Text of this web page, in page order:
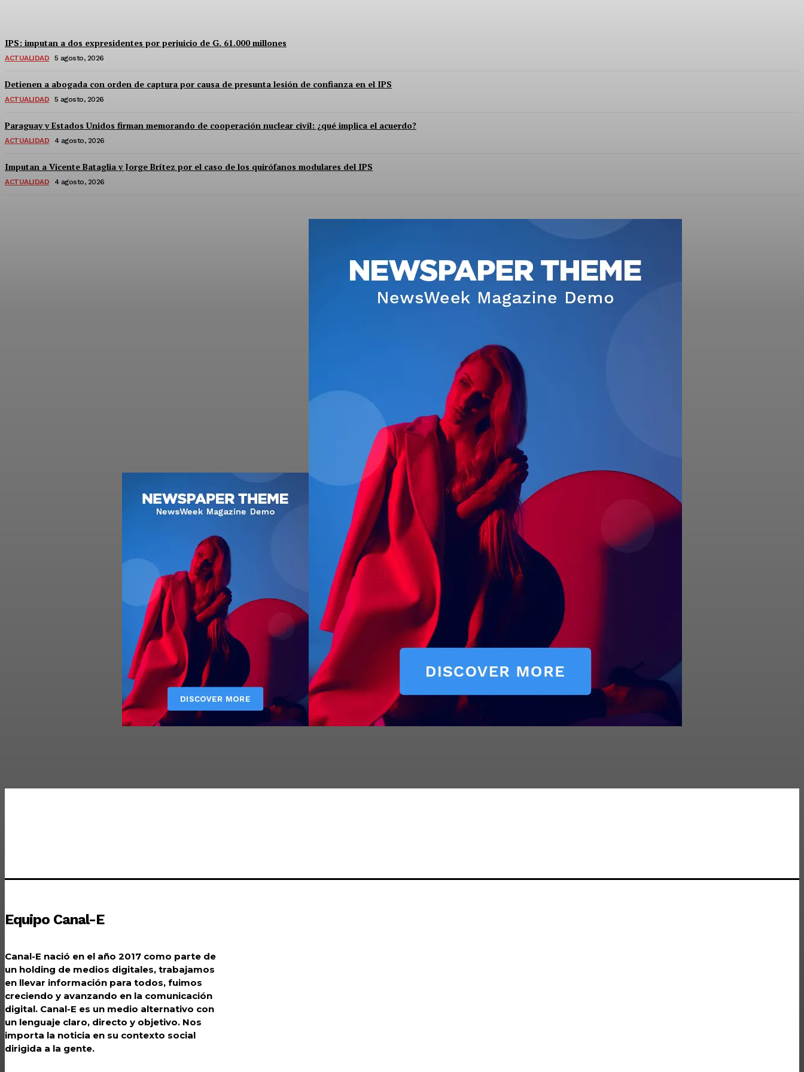
IPS: imputan a dos expresidentes por perjuicio de G. 61.000 millones
ACTUALIDAD 5 agosto, 2026
Detienen a abogada con orden de captura por causa de presunta lesión de confianza en el IPS
ACTUALIDAD 5 agosto, 2026
Paraguay y Estados Unidos firman memorando de cooperación nuclear civil: ¿qué implica el acuerdo?
ACTUALIDAD 4 agosto, 2026
Imputan a Vicente Bataglia y Jorge Brítez por el caso de los quirófanos modulares del IPS
ACTUALIDAD 4 agosto, 2026
Equipo Canal-E
Canal-E nació en el año 2017 como parte de
un holding de medios digitales, trabajamos
en llevar información para todos, fuimos
creciendo y avanzando en la comunicación
digital. Canal-E es un medio alternativo con
un lenguaje claro, directo y objetivo. Nos
importa la noticia en su contexto social
dirigida a la gente.